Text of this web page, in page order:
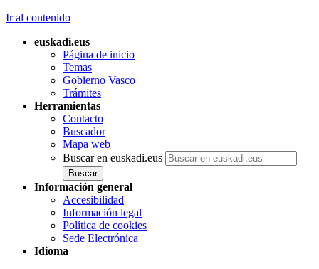
Ir al contenido
euskadi.eus
Página de inicio
Temas
Gobierno Vasco
Trámites
Herramientas
Contacto
Buscador
Mapa web
Buscar en euskadi.eus
Información general
Accesibilidad
Información legal
Política de cookies
Sede Electrónica
Idioma